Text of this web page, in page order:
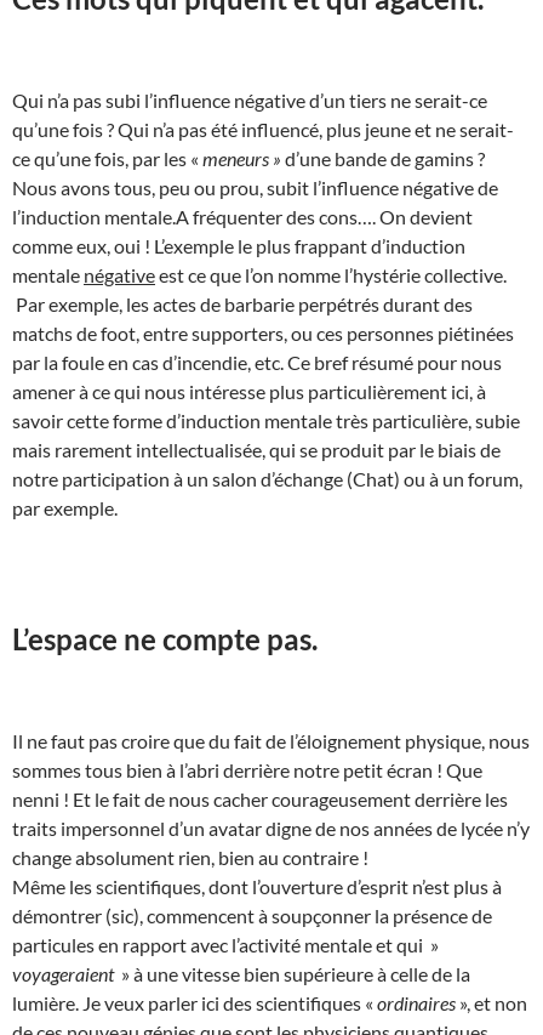
Qui n’a pas subi l’influence négative d’un tiers ne serait-ce
qu’une fois ? Qui n’a pas été influencé, plus jeune et ne serait-
ce qu’une fois, par les « meneurs » d’une bande de gamins ?
Nous avons tous, peu ou prou, subit l’influence négative de
l’induction mentale.A fréquenter des cons…. On devient
comme eux, oui ! L’exemple le plus frappant d’induction
mentale négativeest ce que l’on nomme l’hystérie collective.
Par exemple, les actes de barbarie perpétrés durant des
matchs de foot, entre supporters, ou ces personnes piétinées
par la foule en cas d’incendie, etc. Ce bref résumé pour nous
amener à ce qui nous intéresse plus particulièrement ici, à
savoir cette forme d’induction mentale très particulière, subie
mais rarement intellectualisée, qui se produit par le biais de
notre participation à un salon d’échange (Chat) ou à un forum,
par exemple.
L’espace ne compte pas.
Il ne faut pas croire que du fait de l’éloignement physique, nous
sommes tous bien à l’abri derrière notre petit écran ! Que
nenni ! Et le fait de nous cacher courageusement derrière les
traits impersonnel d’un avatar digne de nos années de lycée n’y
change absolument rien, bien au contraire !
Même les scientifiques, dont l’ouverture d’esprit n’est plus à
démontrer (sic), commencent à soupçonner la présence de
particules en rapport avec l’activité mentale et qui »
voyageraient» à une vitesse bien supérieure à celle de la
lumière. Je veux parler ici des scientifiques « ordinaires », et non